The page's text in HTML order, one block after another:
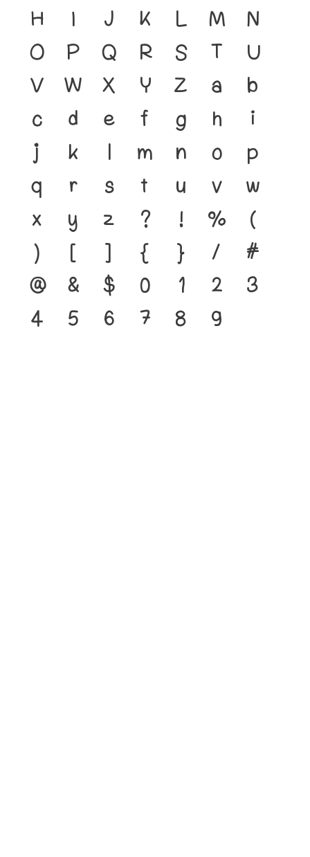
H
I J K L M
N
O
P Q R S T
U
V
W X Y Z a
b
c
d e f g h
i
j
k m n o
p
q
r s t u v
w
x
y z ? ! %
(
)
[ { } /
#
@
& $ 0 1 2
3
4
5 6 7 8 9